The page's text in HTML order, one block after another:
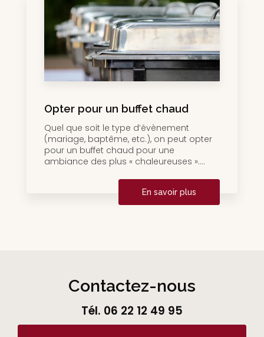
Opter pour un buffet chaud
Quel que soit le type d’évènement
(mariage, baptême, etc.), on peut opter
pour un buffet chaud pour une
ambiance des plus « chaleureuses »....
En savoir plus
Contactez-nous
Tél. 06 22 12 49 95